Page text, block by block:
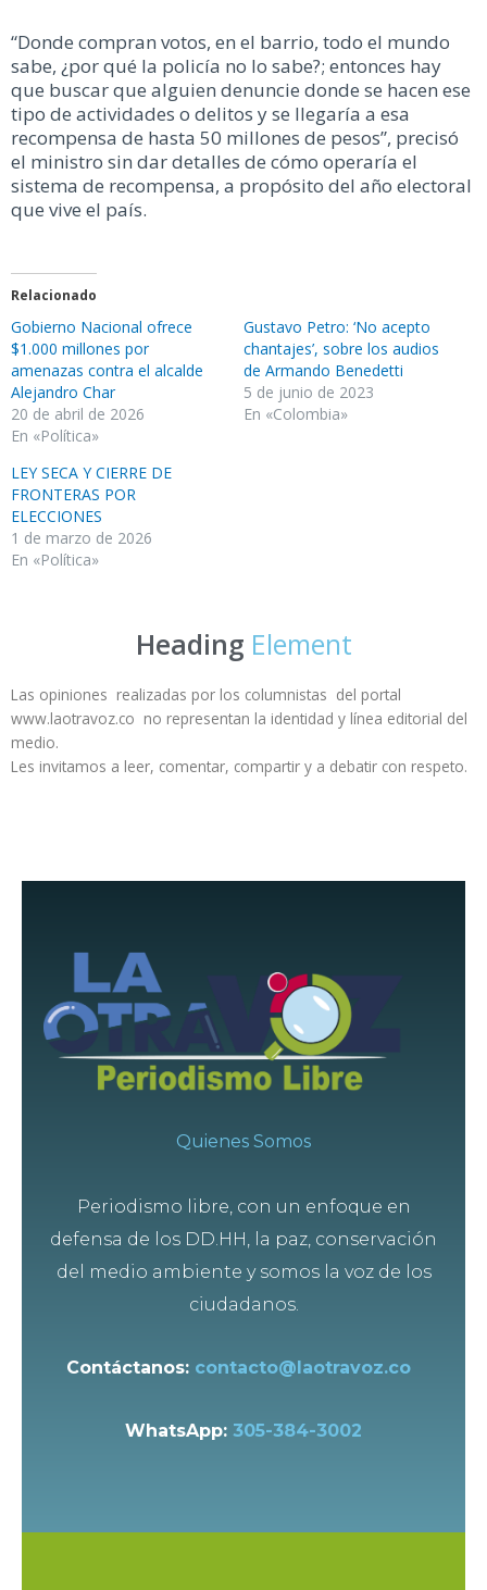
“Donde compran votos, en el barrio, todo el mundo
sabe, ¿por qué la policía no lo sabe?; entonces hay
que buscar que alguien denuncie donde se hacen ese
tipo de actividades o delitos y se llegaría a esa
recompensa de hasta 50 millones de pesos”, precisó
el ministro sin dar detalles de cómo operaría el
sistema de recompensa, a propósito del año electoral
que vive el país.
Relacionado
Gobierno Nacional ofrece
$1.000 millones por
amenazas contra el alcalde
Alejandro Char
20 de abril de 2026
En «Política»
Gustavo Petro: ‘No acepto
chantajes’, sobre los audios
de Armando Benedetti
5 de junio de 2023
En «Colombia»
LEY SECA Y CIERRE DE
FRONTERAS POR
ELECCIONES
1 de marzo de 2026
En «Política»
Heading Element
Las opiniones realizadas por los columnistas del portal
www.laotravoz.co no representan la identidad y línea editorial del
medio.
Les invitamos a leer, comentar, compartir y a debatir con respeto.
Quienes Somos
Periodismo libre, con un enfoque en
defensa de los DD.HH, la paz, conservación
del medio ambiente y somos la voz de los
ciudadanos.
Contáctanos: contacto@laotravoz.co
WhatsApp: 305-384-3002